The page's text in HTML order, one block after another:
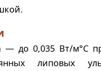
— до 0,035 Вт/м°С
липовых